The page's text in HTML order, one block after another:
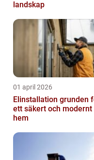
landskap
01 april 2026
Elinstallation grunden för
ett säkert och modernt
hem